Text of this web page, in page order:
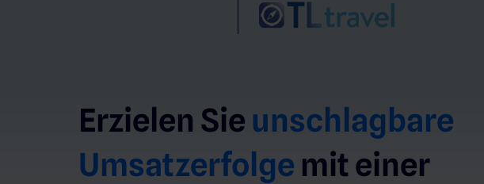
Erzielen Sie unschlagbare
Umsatzerfolge mit einer